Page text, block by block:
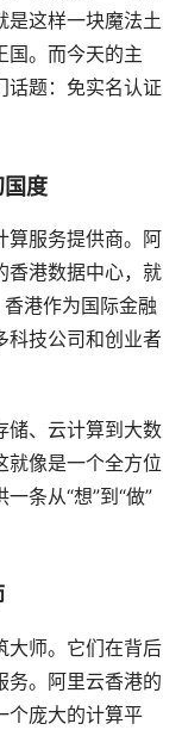
是这样一块魔法土
国。而今天的主
话题：免实名认证
度
算服务提供商。阿
香港数据中心，就
港作为国际金融
科技公司和创业者
储、云计算到大数
就像是一个全方位
条从“想”到“做”
大师。它们在背后
务。阿里云香港的
个庞大的计算平